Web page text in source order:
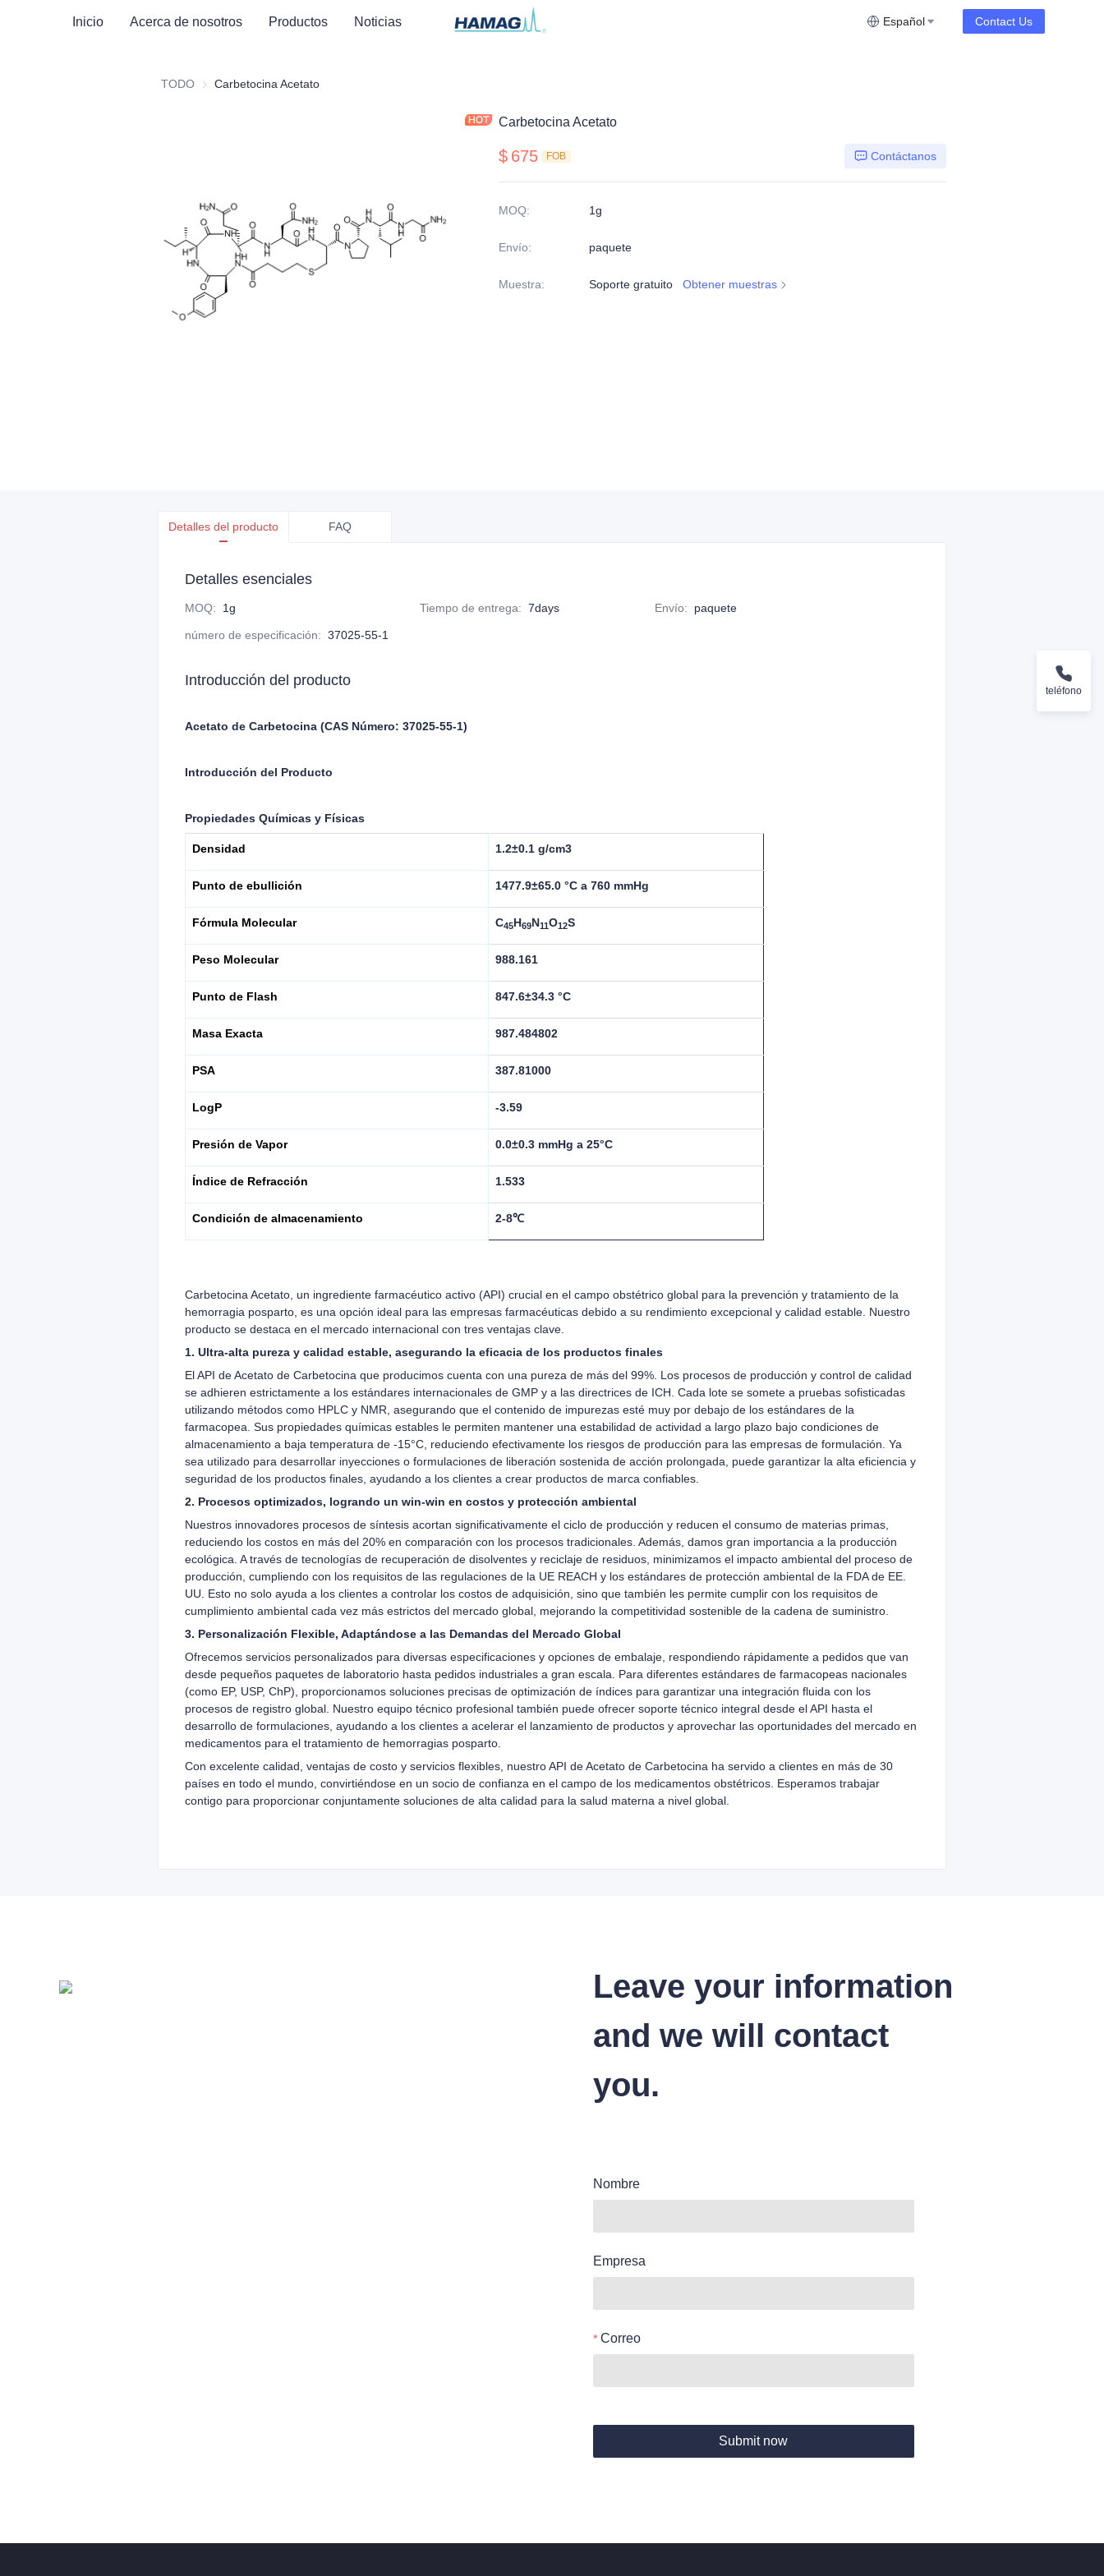
Inicio Acerca de nosotros Productos Noticias Español Contact Us
TODO Carbetocina Acetato
Carbetocina Acetato
$ 675 FOB Contáctanos
MOQ: 1g
Envío: paquete
Muestra: Soporte gratuito Obtener muestras
Detalles del producto FAQ
Detalles esenciales
MOQ: 1g Tiempo de entrega: 7days Envío: paquete
número de especificación: 37025-55-1
Introducción del producto
Acetato de Carbetocina (CAS Número: 37025-55-1)
Introducción del Producto
Propiedades Químicas y Físicas
Densidad 1.2±0.1 g/cm3
Punto de ebullición 1477.9±65.0 °C a 760 mmHg
Fórmula Molecular C45H69N11O12S
Peso Molecular 988.161
Punto de Flash 847.6±34.3 °C
Masa Exacta 987.484802
PSA 387.81000
LogP -3.59
Presión de Vapor 0.0±0.3 mmHg a 25°C
Índice de Refracción 1.533
Condición de almacenamiento 2-8℃
Carbetocina Acetato, un ingrediente farmacéutico activo (API) crucial en el campo obstétrico global para la prevención y tratamiento de la
hemorragia posparto, es una opción ideal para las empresas farmacéuticas debido a su rendimiento excepcional y calidad estable. Nuestro
producto se destaca en el mercado internacional con tres ventajas clave.
1. Ultra-alta pureza y calidad estable, asegurando la eficacia de los productos finales
El API de Acetato de Carbetocina que producimos cuenta con una pureza de más del 99%. Los procesos de producción y control de calidad
se adhieren estrictamente a los estándares internacionales de GMP y a las directrices de ICH. Cada lote se somete a pruebas sofisticadas
utilizando métodos como HPLC y NMR, asegurando que el contenido de impurezas esté muy por debajo de los estándares de la
farmacopea. Sus propiedades químicas estables le permiten mantener una estabilidad de actividad a largo plazo bajo condiciones de
almacenamiento a baja temperatura de -15°C, reduciendo efectivamente los riesgos de producción para las empresas de formulación. Ya
sea utilizado para desarrollar inyecciones o formulaciones de liberación sostenida de acción prolongada, puede garantizar la alta eficiencia y
seguridad de los productos finales, ayudando a los clientes a crear productos de marca confiables.
2. Procesos optimizados, logrando un win-win en costos y protección ambiental
Nuestros innovadores procesos de síntesis acortan significativamente el ciclo de producción y reducen el consumo de materias primas,
reduciendo los costos en más del 20% en comparación con los procesos tradicionales. Además, damos gran importancia a la producción
ecológica. A través de tecnologías de recuperación de disolventes y reciclaje de residuos, minimizamos el impacto ambiental del proceso de
producción, cumpliendo con los requisitos de las regulaciones de la UE REACH y los estándares de protección ambiental de la FDA de EE.
UU. Esto no solo ayuda a los clientes a controlar los costos de adquisición, sino que también les permite cumplir con los requisitos de
cumplimiento ambiental cada vez más estrictos del mercado global, mejorando la competitividad sostenible de la cadena de suministro.
3. Personalización Flexible, Adaptándose a las Demandas del Mercado Global
Ofrecemos servicios personalizados para diversas especificaciones y opciones de embalaje, respondiendo rápidamente a pedidos que van
desde pequeños paquetes de laboratorio hasta pedidos industriales a gran escala. Para diferentes estándares de farmacopeas nacionales
(como EP, USP, ChP), proporcionamos soluciones precisas de optimización de índices para garantizar una integración fluida con los
procesos de registro global. Nuestro equipo técnico profesional también puede ofrecer soporte técnico integral desde el API hasta el
desarrollo de formulaciones, ayudando a los clientes a acelerar el lanzamiento de productos y aprovechar las oportunidades del mercado en
medicamentos para el tratamiento de hemorragias posparto.
Con excelente calidad, ventajas de costo y servicios flexibles, nuestro API de Acetato de Carbetocina ha servido a clientes en más de 30
países en todo el mundo, convirtiéndose en un socio de confianza en el campo de los medicamentos obstétricos. Esperamos trabajar
contigo para proporcionar conjuntamente soluciones de alta calidad para la salud materna a nivel global.
Leave your information
and we will contact
you.
Nombre
Empresa
Correo
Submit now
teléfono